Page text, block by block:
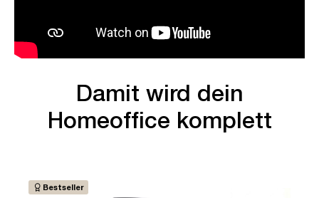
Damit wird dein
Homeoffice komplett
Bestseller